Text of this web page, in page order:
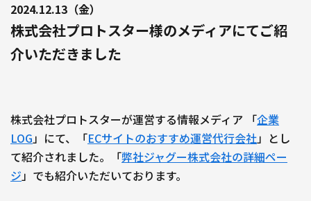
楽天市場支援
Amazon支援
TikTok Shop 支援
モール広告運用
LP制作支援
特長
支援事例
セミナー
2024.12.13（金）
株式会社プロトスター様のメディアにてご紹
介いただきました
株式会社プロトスターが運営する情報メディア 「企業
LOG」にて、「ECサイトのおすすめ運営代行会社」とし
て紹介されました。「弊社ジャグー株式会社の詳細ペー
ジ」でも紹介いただいております。